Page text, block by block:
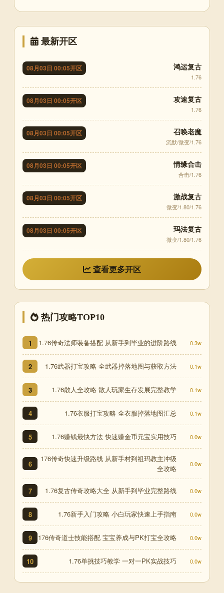
最新开区
08月03日 00:05开区 鸿运复古
1.76
08月03日 00:05开区 攻速复古
1.76
08月03日 00:05开区 召唤老魔
沉默/微变/1.76
08月03日 00:05开区 情缘合击
合击/1.76
08月03日 00:05开区 激战复古
微变/1.80/1.76
08月03日 00:05开区 玛法复古
微变/1.80/1.76
查看更多开区
热门攻略TOP10
1 1.76传奇法师装备搭配 从新手到毕业的进阶路线 0.3w
2 1.76武器打宝攻略 全武器掉落地图与获取方法 0.1w
3 1.76散人全攻略 散人玩家生存发展完整教学 0.1w
4 1.76衣服打宝攻略 全衣服掉落地图汇总 0.1w
5 1.76赚钱最快方法 快速赚金币元宝实用技巧 0.0w
6
176传奇快速升级路线 从新手村到祖玛教主冲级
全攻略
0.0w
7 1.76复古传奇攻略大全 从新手到毕业完整路线 0.0w
8 1.76新手入门攻略 小白玩家快速上手指南 0.0w
9 176传奇道士技能搭配 宝宝养成与PK打宝全攻略 0.0w
10 1.76单挑技巧教学 一对一PK实战技巧 0.0w